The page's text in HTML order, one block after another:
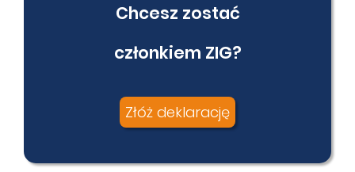
Chcesz zostać
członkiem ZIG?
Złóż deklarację